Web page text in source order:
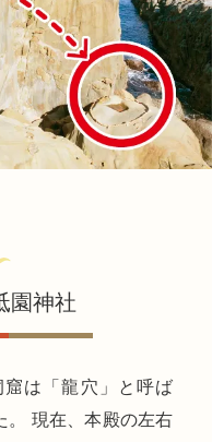
園神社
は「龍穴」と呼ば
。 現在、本殿の左右